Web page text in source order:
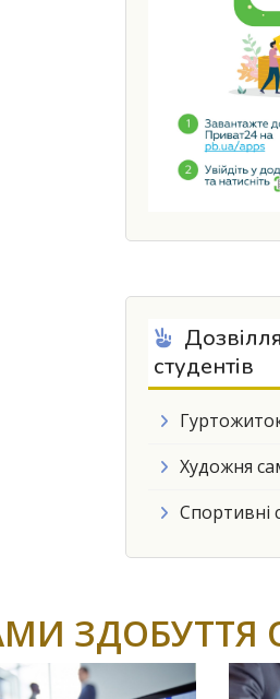
студентів
Художня
Спортивні
ЗДОБУТТЯ